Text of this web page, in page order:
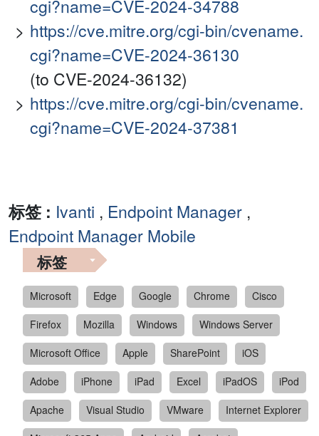
cgi?name=CVE-2024-34788
https://cve.mitre.org/cgi-bin/cvename.
cgi?name=CVE-2024-36130
(to CVE-2024-36132)
https://cve.mitre.org/cgi-bin/cvename.
cgi?name=CVE-2024-37381
标签 : Ivanti , Endpoint Manager ,
Endpoint Manager Mobile
标签
Microsoft Edge Google Chrome
Cisco
Firefox
Mozilla Windows
Windows Server
Microsoft Office
Apple SharePoint
iOS
Adobe
iPhone iPad Excel iPadOS
iPod
Apache
Visual Studio VMware
Internet Explorer